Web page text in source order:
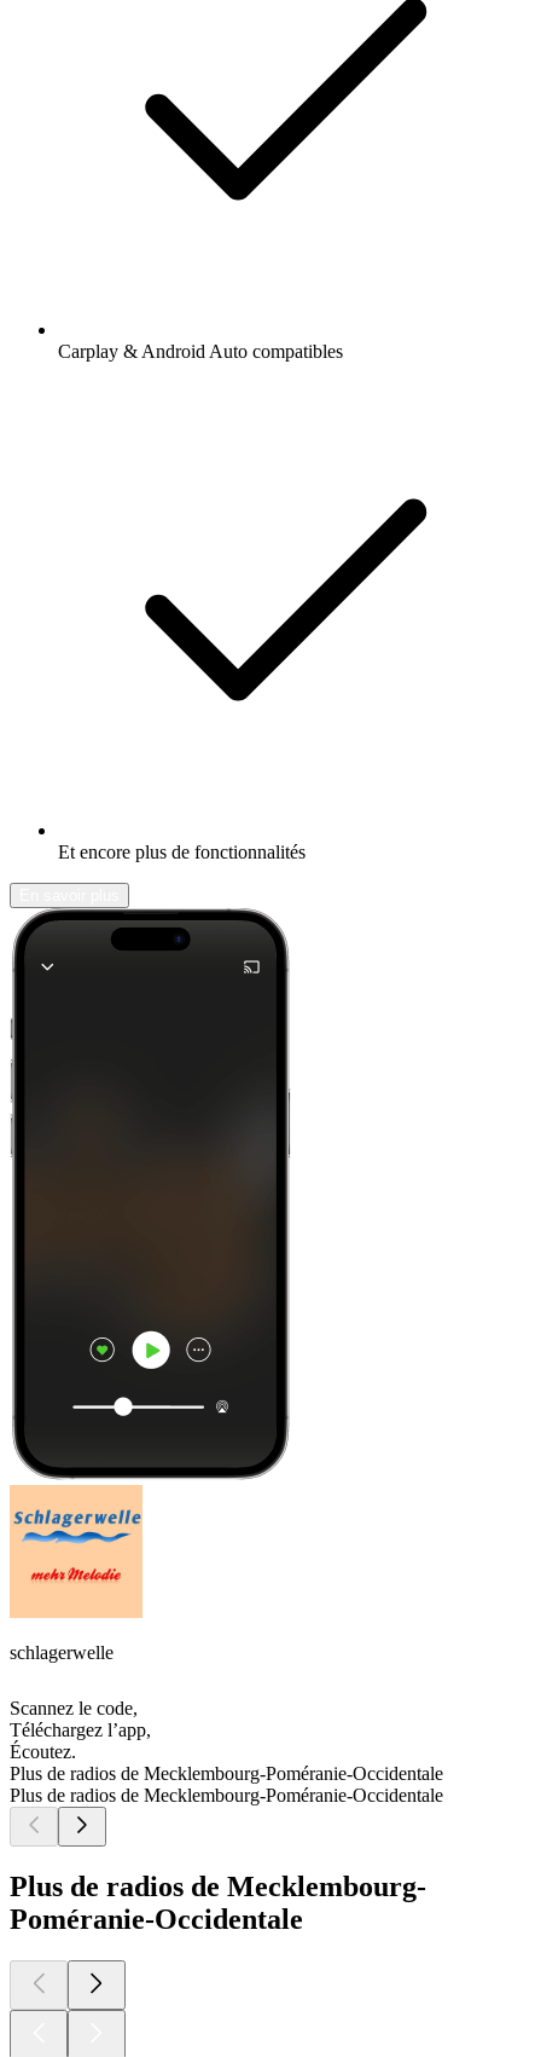
Carplay & Android Auto compatibles
Et encore plus de fonctionnalités
schlagerwelle
Scannez le code,
Téléchargez l’app,
Écoutez.
Plus de radios de Mecklembourg-Poméranie-Occidentale
Plus de radios de Mecklembourg-Poméranie-Occidentale
Plus de radios de Mecklembourg-
Poméranie-Occidentale